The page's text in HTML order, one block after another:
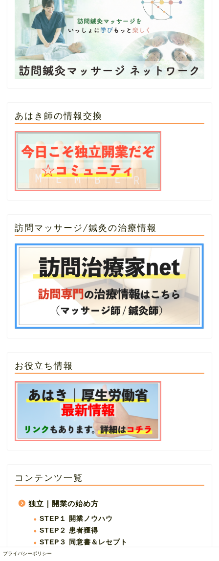
あはき師の情報交換
訪問マッサージ/鍼灸の治療情報
お役立ち情報
コンテンツ一覧
独立｜開業の始め方
STEP１ 開業ノウハウ
STEP２ 患者獲得
STEP３ 同意書＆レセプト
プライバシーポリシー